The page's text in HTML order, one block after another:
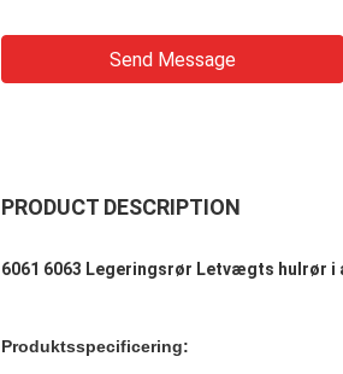
Send Message
PRODUCT DESCRIPTION
6061 6063 Legeringsrør Letvægts hulrør i
Produktsspecificering: